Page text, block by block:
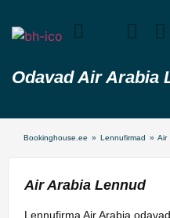
Odavad Air Arabia
Bookinghouse.ee » Lennufirmad » Air
Air Arabia Lennud
Lennufirma Air Arabia